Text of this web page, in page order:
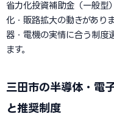
省力化投資補助金（一般型
化・販路拡大の動きがあり
器・電機の実情に合う制度
ます。
三田市の半導体・電
と推奨制度